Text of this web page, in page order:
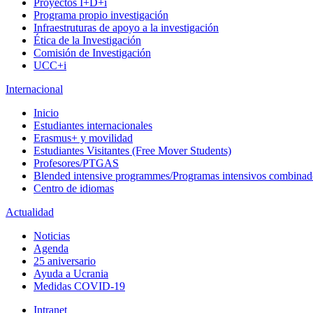
Proyectos I+D+i
Programa propio investigación
Infraestruturas de apoyo a la investigación
Ética de la Investigación
Comisión de Investigación
UCC+i
Internacional
Inicio
Estudiantes internacionales
Erasmus+ y movilidad
Estudiantes Visitantes (Free Mover Students)
Profesores/PTGAS
Blended intensive programmes/Programas intensivos
Centro de idiomas
Actualidad
Noticias
Agenda
25 aniversario
Ayuda a Ucrania
Medidas COVID-19
Intranet